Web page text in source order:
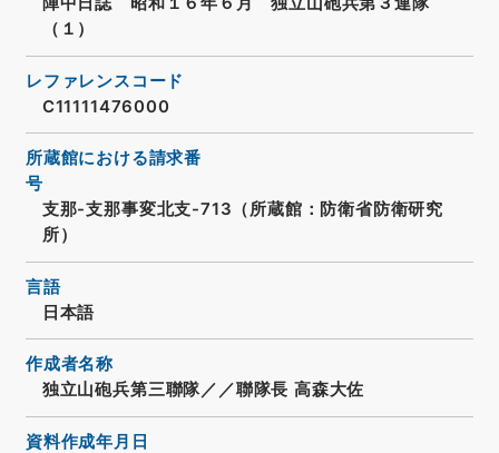
（１）
レファレンスコード
C11111476000
所蔵館における請求番
号
支那-支那事変北支-713（所蔵館：防衛省防衛研究
所）
言語
日本語
作成者名称
独立山砲兵第三聯隊／／聯隊長 高森大佐
資料作成年月日